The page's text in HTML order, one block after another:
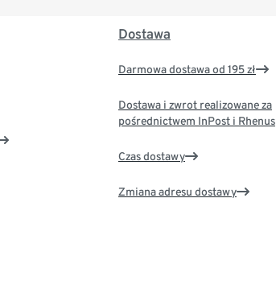
Dostawa
Darmowa dostawa od 195 zł
Dostawa i zwrot realizowane za
pośrednictwem InPost i Rhenus
Czas dostawy
Zmiana adresu dostawy